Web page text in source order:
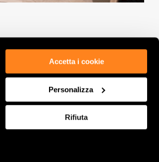
Accetta i cookie
Personalizza
Rifiuta
PRIVACY POLICY
ÜBERPRÜFEN SIE IHRE COOKIE-AUSWAHL